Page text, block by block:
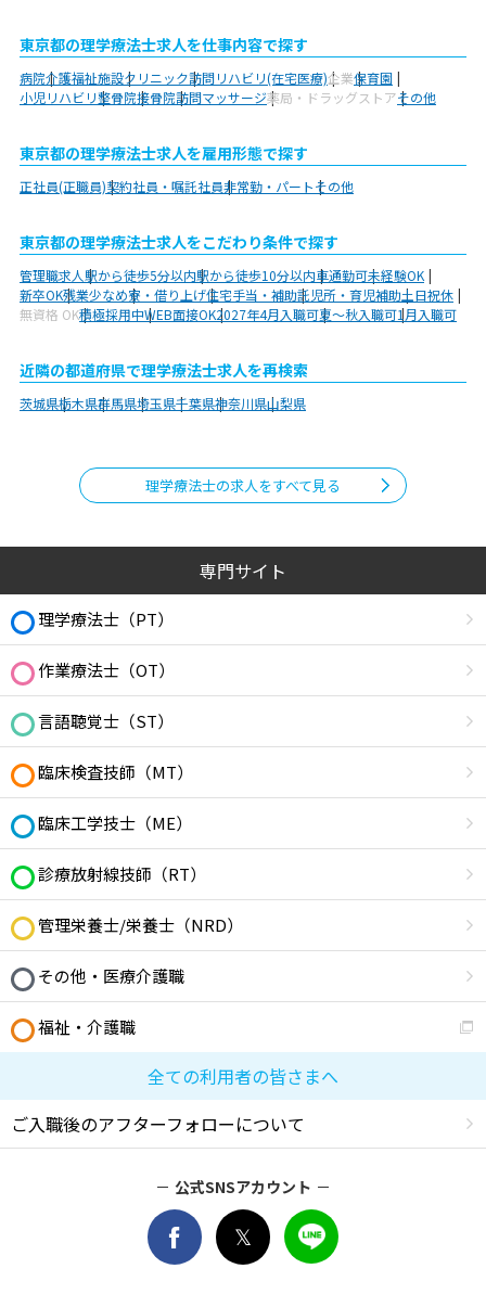
東京都の理学療法士求人を仕事内容で探す
病院介護福祉施設クリニック訪問リハビリ(在宅医療)企業保育園
小児リハビリ整骨院接骨院訪問マッサージ薬局・ドラッグストアその他
東京都の理学療法士求人を雇用形態で探す
正社員(正職員)契約社員・嘱託社員非常勤・パートその他
東京都の理学療法士求人をこだわり条件で探す
管理職求人駅から徒歩5分以内駅から徒歩10分以内車通勤可未経験OK
新卒OK残業少なめ寮・借り上げ住宅手当・補助託児所・育児補助土日祝休
無資格 OK積極採用中WEB面接OK2027年4月入職可夏～秋入職可1月入職可
近隣の都道府県で理学療法士求人を再検索
茨城県栃木県群馬県埼玉県千葉県神奈川県山梨県
理学療法士の求人をすべて見る
専門サイト
理学療法士（PT）
作業療法士（OT）
言語聴覚士（ST）
臨床検査技師（MT）
臨床工学技士（ME）
診療放射線技師（RT）
管理栄養士/栄養士（NRD）
その他・医療介護職
福祉・介護職
全ての利用者の皆さまへ
ご入職後のアフターフォローについて
公式SNSアカウント